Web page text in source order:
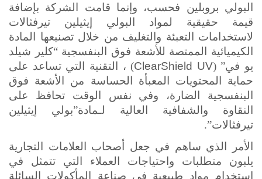
البولي بروبلين فحسب، وإنما قامت الشركة بإضافة
قيمة حقيقية لمواد البولي إيثيلين تيرفثالات
لاستخدامات التعبئة والتغليف من خلال تصنيعها المادة
الكيميائية الممتصة للأشعة فوق البنفسجية “كلير شيلد
يو في” (ClearShield UV) ، التقنية التي تساعد على
حماية المحتويات المعبأة الحساسة من الأشعة فوق
البنفسجية الضارة، وفي نفس الوقت تحافظ على
النقاوة والشفافية العالية لـمادة”بولي إيثيلين
تيرفثالات”.
الأمر الذي ساهم في جعل أصحاب العلامات التجارية
يلبون متطلبات واحتياجات العملاء التي تتمثل في
استخدام مواد طبيعية في صناعة المأكولات السائلة